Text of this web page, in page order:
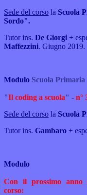
Sede del corso la Scuola
Sordo".
Tutor ins. De Giorgi +
Maffezzini. Giugno 2019.
Modulo Scuola
"Il coding a scuola" - n°
Sede del corso la Scuola
Tutor ins. Gambaro +
Modulo
Con il prossimo anno
corso: